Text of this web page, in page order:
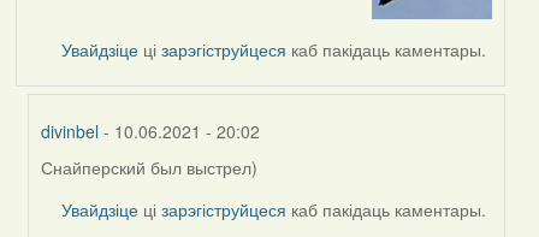
Увайдзіце цізарэгіструйцеся каб пакідаць каментары.
divinbel - 10.06.2021 - 20:02
In
reply
Снайперский был выстрел)
Увайдзіце цізарэгіструйцеся каб пакідаць каментары.